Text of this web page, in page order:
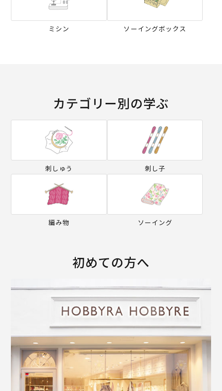
ミシン ソーイングボックス
カテゴリー別の学ぶ
刺しゅう 刺し子
編み物 ソーイング
初めての方へ